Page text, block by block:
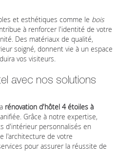
et esthétiques comme le bois
à renforcer l'identité de votre
Des matériaux de qualité,
soigné, donnent vie à un espace
vos visiteurs.
avec nos solutions
rénovation d'hôtel 4 étoiles à
Grâce à notre expertise,
d'intérieur personnalisés en
l'architecture de votre
pour assurer la réussite de